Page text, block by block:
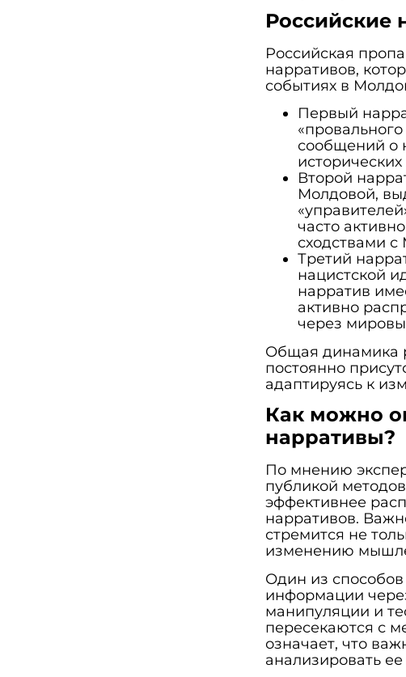
Российские
Российская
нарративов,
событиях в
Первый
сообщений о
исторических
Второй
Молдовой,
часто
сходствами
Третий
нацистской
нарратив
активно
через
Общая динамика
постоянно
адаптируясь к
Как можно
нарративы?
По мнению
публикой
эффективнее
нарративов.
стремится не
изменению
Один из
информации
манипуляции и
пересекаются с
означает, что
анализировать